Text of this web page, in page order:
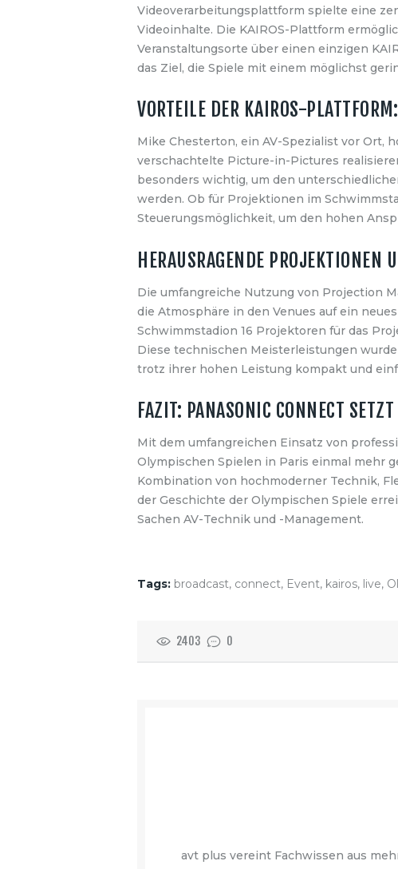
Videoverarbeitungsplattform spielte eine
Videoinhalte. Die KAIROS-Plattform
Veranstaltungsorte über einen einzigen
das Ziel, die Spiele mit einem möglichst
VORTEILE DER KAIROS-
Mike Chesterton, ein AV-Spezialist vor Ort,
verschachtelte Picture-in-Pictures
besonders wichtig, um den
werden. Ob für Projektionen im
Steuerungsmöglichkeit, um den hohen
HERAUSRAGENDE PROJEKTIONEN
Die umfangreiche Nutzung von Projection
die Atmosphäre in den Venues auf ein
Schwimmstadion 16 Projektoren für das
Diese technischen Meisterleistungen
trotz ihrer hohen Leistung kompakt und
FAZIT: PANASONIC CONNECT SETZT
Mit dem umfangreichen Einsatz von
Olympischen Spielen in Paris einmal mehr
Kombination von hochmoderner Technik,
der Geschichte der Olympischen Spiele
Sachen AV-Technik und -Management.
Tags: broadcast, connect, Event, kairos, live,
2403 0
avt plus vereint Fachwissen aus